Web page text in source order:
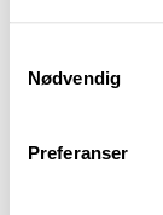
Nødvendig
Preferanser
Behandling
Teknisk